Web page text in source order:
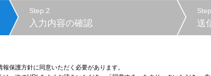
Step.2
入力内容の確認 送
報保護方針に同意いただく必要があります。